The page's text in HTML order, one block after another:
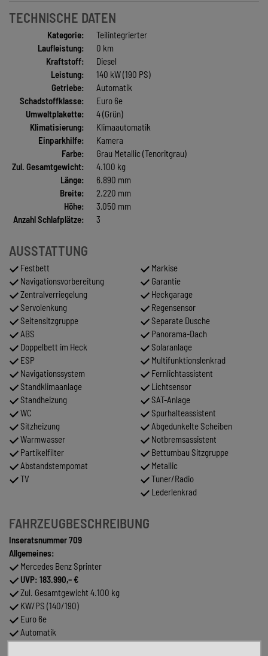
TECHNISCHE DATEN
Kategorie:
Teilintegrierter
Laufleistung:
0 km
Kraftstoff:
Diesel
Leistung:
140 kW (190 PS)
Getriebe:
Automatik
Schadstoffklasse:
Euro 6e
Umweltplakette:
4 (Grün)
Klimatisierung:
Klimaautomatik
Einparkhilfe:
Kamera
Farbe:
Grau Metallic (Tenoritgrau)
Zul. Gesamtgewicht:
4.100 kg
Länge:
6.890 mm
Breite:
2.220 mm
Höhe:
3.050 mm
Anzahl Schlafplätze:
3
AUSSTATTUNG
Festbett
Navigationsvorbereitung
Zentralverriegelung
Servolenkung
Seitensitzgruppe
ABS
Doppelbett im Heck
ESP
Navigationssystem
Standklimaanlage
Standheizung
WC
Sitzheizung
Warmwasser
Partikelfilter
Abstandstempomat
TV
Markise
Garantie
Heckgarage
Regensensor
Separate Dusche
Panorama-Dach
Solaranlage
Multifunktionslenkrad
Fernlichtassistent
Lichtsensor
SAT-Anlage
Spurhalteassistent
Abgedunkelte Scheiben
Notbremsassistent
Bettumbau Sitzgruppe
Metallic
Tuner/Radio
Lederlenkrad
FAHRZEUGBESCHREIBUNG
Inseratsnummer 709
Allgemeines:
Mercedes Benz Sprinter
UVP: 183.990,– €
Zul. Gesamtgewicht 4.100 kg
KW/PS (140/190)
Euro 6e
Automatik
Chassis Lack. - Tenorit-Grau metallic